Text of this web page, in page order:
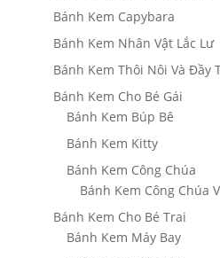
Bánh Kem Capybara
Bánh Kem Nhân Vật Lắc Lư
Bánh Kem Thôi Nôi Và Đầy
Bánh Kem Cho Bé Gái
Bánh Kem Búp Bê
Bánh Kem Kitty
Bánh Kem Công Chúa
Bánh Kem Công Chúa
Bánh Kem Cho Bé Trai
Bánh Kem Máy Bay